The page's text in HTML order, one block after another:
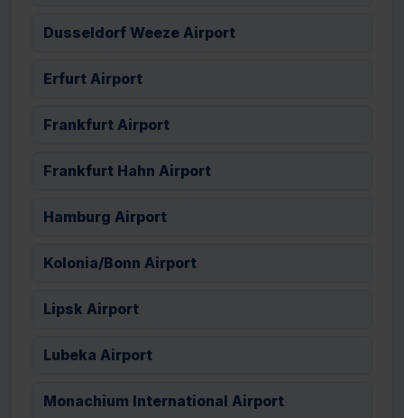
Dusseldorf Weeze Airport
Erfurt Airport
Frankfurt Airport
Frankfurt Hahn Airport
Hamburg Airport
Kolonia/Bonn Airport
Lipsk Airport
Lubeka Airport
Monachium International Airport